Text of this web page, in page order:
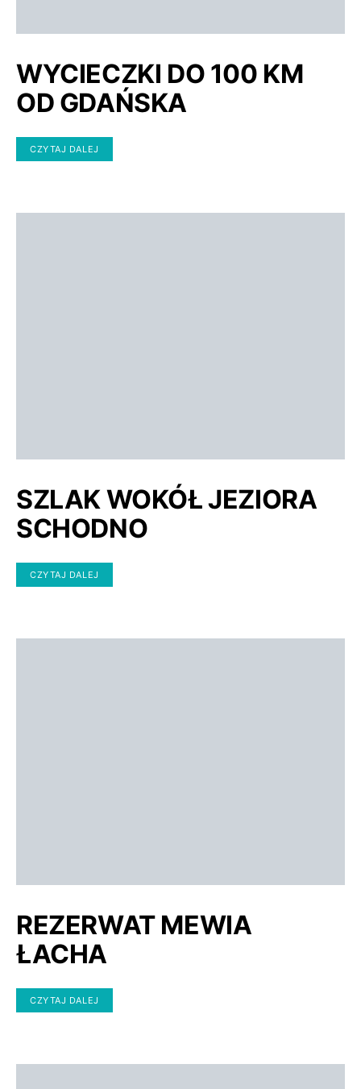
WYCIECZKI DO 100 KM
OD GDAŃSKA
CZYTAJ DALEJ
SZLAK WOKÓŁ JEZIORA
SCHODNO
CZYTAJ DALEJ
REZERWAT MEWIA
ŁACHA
CZYTAJ DALEJ